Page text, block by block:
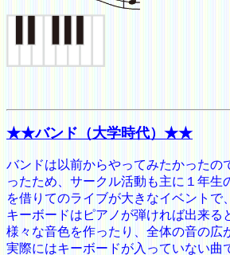
★★バンド（大学時代）★★
バンドは以前からやってみたかったの
ったため、サークル活動も主に１年
を借りてのライブが大きなイベントで
キーボードはピアノが弾ければ出来る
様々な音色を作ったり、全体の音の広
実際にはキーボードが入っていない曲